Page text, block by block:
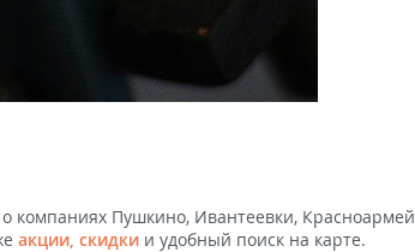
компаниях Пушкино, Ивантеевки,
акции, скидки и удобный поиск на карте.